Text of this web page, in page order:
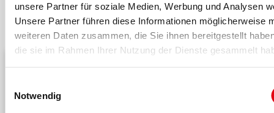
unsere Partner für soziale Medien, Werbung und Analysen
Unsere Partner führen diese Informationen möglicherweise
weiteren Daten zusammen, die Sie ihnen bereitgestellt
die sie im Rahmen Ihrer Nutzung der Dienste gesammelt
Notwendig
Das könnte dich auch interessieren